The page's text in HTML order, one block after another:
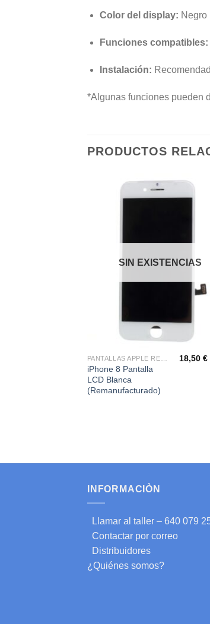
Color del display: Negro
Funciones compatibles:
Instalación:
*Algunas funciones pueden
PRODUCTOS
SIN EXISTENCIAS
iPhone 8 Pantalla
LCD Blanca
(Remanufacturado)
18,50€
INFORMACIÒN
Llamar al taller – 640 079
Contactar por correo
Distribuidores
¿Quiénes somos?